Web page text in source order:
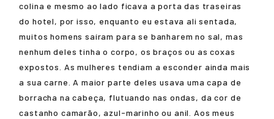
colina e mesmo ao lado ficava a porta das traseiras
do hotel, por isso, enquanto eu estava ali sentada,
muitos homens saíram para se banharem no sal, mas
nenhum deles tinha o corpo, os braços ou as coxas
expostos. As mulheres tendiam a esconder ainda mais
a sua carne. A maior parte deles usava uma capa de
borracha na cabeça, flutuando nas ondas, da cor de
castanho camarão, azul-marinho ou anil. Aos meus